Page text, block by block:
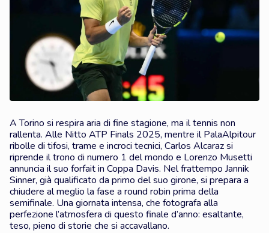
A Torino si respira aria di fine stagione, ma il tennis non
rallenta. Alle Nitto ATP Finals 2025, mentre il PalaAlpitour
ribolle di tifosi, trame e incroci tecnici, Carlos Alcaraz si
riprende il trono di numero 1 del mondo e Lorenzo Musetti
annuncia il suo forfait in Coppa Davis. Nel frattempo Jannik
Sinner, già qualificato da primo del suo girone, si prepara a
chiudere al meglio la fase a round robin prima della
semifinale. Una giornata intensa, che fotografa alla
perfezione l’atmosfera di questo finale d’anno: esaltante,
teso, pieno di storie che si accavallano.